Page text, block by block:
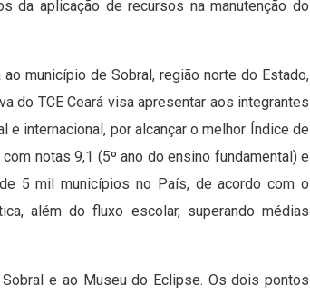
da aplicação de recursos na manutenção do
município de Sobral, região norte do Estado,
do TCE Ceará visa apresentar aos integrantes
e internacional, por alcançar o melhor Índice de
notas 9,1 (5º ano do ensino fundamental) e
5 mil municípios no País, de acordo com o
além do fluxo escolar, superando médias
e ao Museu do Eclipse. Os dois pontos